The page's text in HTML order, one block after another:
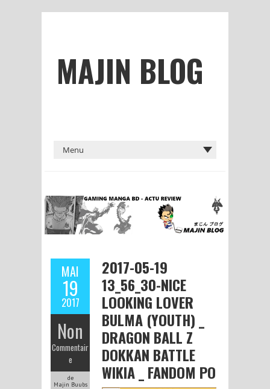
MAJIN BLOG
MAI
19
2017
Non
Commentair
e
de
Majin Buubs
2017-05-19
13_56_30-NICE
LOOKING LOVER
BULMA (YOUTH) _
DRAGON BALL Z
DOKKAN BATTLE
WIKIA _ FANDOM PO